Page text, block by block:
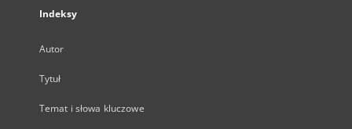
Indeksy
Autor
Tytuł
Temat i słowa kluczowe